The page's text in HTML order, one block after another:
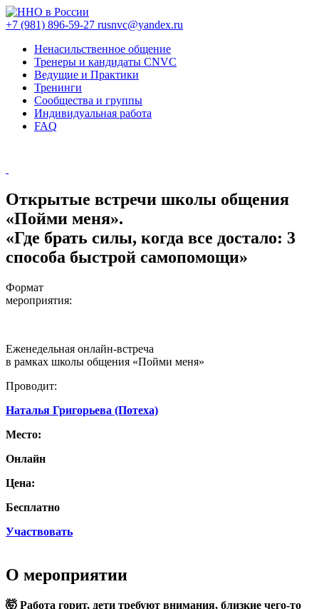
+7 (981) 896-59-27 rusnvc@yandex.ru
Ненасильственное общение
Тренеры и кандидаты CNVC
Ведущие и Практики
Тренинги
Сообщества и группы
Индивидуальная работа
FAQ
Открытые встречи школы общения
«Пойми меня».
«Где брать силы, когда все достало: 3
способа быстрой самопомощи»
Формат
мероприятия:
Еженедельная онлайн-встреча
в рамках школы общения «Пойми меня»
Проводит:
Наталья Григорьева (Потеха)
Место:
Онлайн
Цена:
Бесплатно
Участвовать
О мероприятии
🤯 Работа горит, дети требуют внимания, близкие чего-то